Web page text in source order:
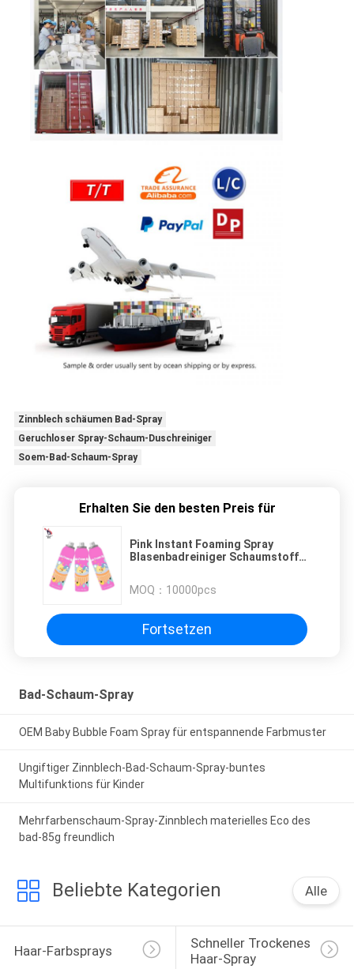
Zinnblech schäumen Bad-Spray
Geruchloser Spray-Schaum-Duschreiniger
Soem-Bad-Schaum-Spray
Erhalten Sie den besten Preis für
Pink Instant Foaming Spray
Blasenbadreiniger Schaumstoff
MOQ： 10000pcs
Fortsetzen
Bad-Schaum-Spray
OEM Baby Bubble Foam Spray für entspannende Farbmuster
Ungiftiger Zinnblech-Bad-Schaum-Spray-buntes
Multifunktions für Kinder
Mehrfarbenschaum-Spray-Zinnblech materielles Eco des
bad-85g freundlich
Beliebte Kategorien Alle
Haar-Farbsprays
Schneller Trockenes
Haar-Spray